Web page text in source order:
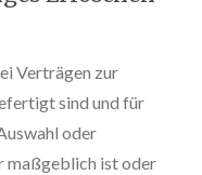
Verträgen zur
sind und für
oder
maßgeblich ist oder